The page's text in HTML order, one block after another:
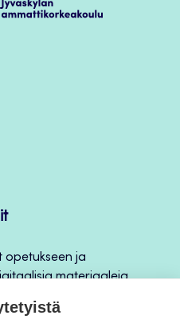
opetukseen ja
materiaaleja,
oppimisen ja